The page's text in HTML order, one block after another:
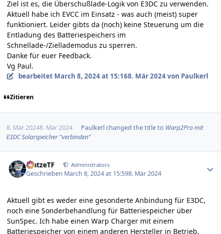
Ziel ist es, die Überschußlade-Logik von E3DC zu verwenden.
Aktuell habe ich EVCC im Einsatz - was auch (meist) super
funktioniert. Leider gibts da (noch) keine Steuerung um die
Entladung des Batteriespeichers im
Schnellade-/Ziellademodus zu sperren.
Danke für euer Feedback.
Vg Paul.
bearbeitet March 8, 2024 at 15:168. Mär 2024von Paulkerl
Zitieren
8. Mär 20248. Mär 2024 Paulkerlchanged the title to Warp2Pro mit
E3DC Solarspeicher "verbinden"
MatzeTF Administrators
Geschrieben March 8, 2024 at 15:598. Mär 2024
Aktuell gibt es weder eine gesonderte Anbindung für E3DC,
noch eine Sonderbehandlung für Batteriespeicher über
SunSpec. Ich habe einen Warp Charger mit einem
Batteriespeicher von einem anderen Hersteller in Betrieb,